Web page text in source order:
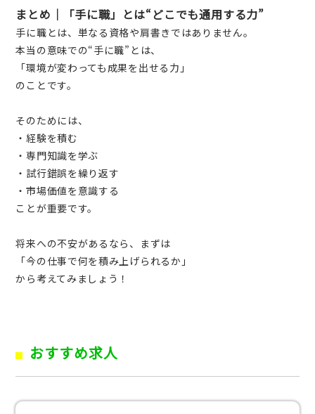
まとめ｜「手に職」とは“どこでも通用する力”
手に職とは、単なる資格や肩書きではありません。
本当の意味での“手に職”とは、
「環境が変わっても成果を出せる力」
のことです。
そのためには、
・経験を積む
・専門知識を学ぶ
・試行錯誤を繰り返す
・市場価値を意識する
ことが重要です。
将来への不安があるなら、まずは
「今の仕事で何を積み上げられるか」
から考えてみましょう！
おすすめ求人